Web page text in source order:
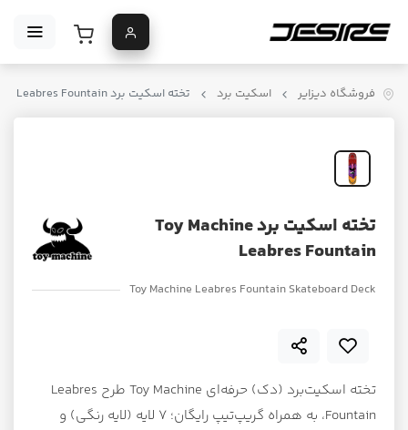
فروشگاه دیزایر اسکیت برد تخته اسکیت برد Toy Machine Leabres Fountain
تخته اسکیت برد Toy Machine
Leabres Fountain
Toy Machine Leabres Fountain Skateboard Deck
تخته اسکیت‌برد (دک) حرفه‌ای Toy Machine طرح Leabres
Fountain، به همراه گریپ‌تیپ رایگان؛ ۷ لایه (لایه رنگی) و